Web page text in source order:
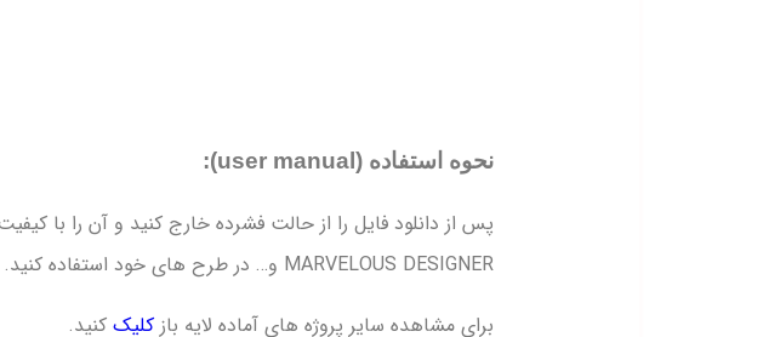
نحوه استفاده (user manual):
MARVELOUS DESIGNER و… در طرح های خود استفاده کنید.
برای مشاهده سایر پروژه های آماده لایه باز کلیک کنید.